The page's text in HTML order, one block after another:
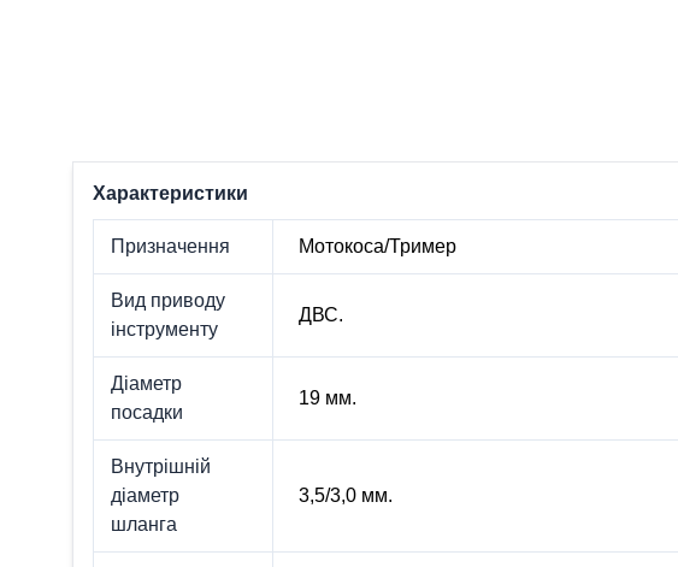
Характеристики
Призначення Мотокоса/Тример
Вид приводу
інструменту
ДВС.
Діаметр
посадки
19 мм.
Внутрішній
діаметр
шланга
3,5/3,0 мм.